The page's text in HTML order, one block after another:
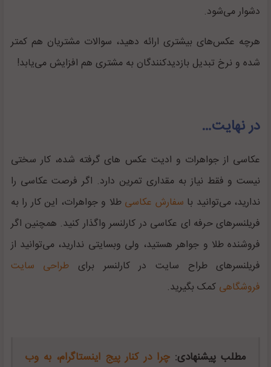
دشوار می‌شود.
هرچه عکس‌های بیشتری ارائه دهید، سوالات مشتریان هم کمتر
شده و نرخ تبدیل بازدیدکنندگان به مشتری هم افزایش می‌یابد!
در نهایت…
عکاسی از جواهرات و ادیت عکس های گرفته شده، کار سختی
نیست و فقط نیاز به مقداری تمرین دارد. اگر فرصت عکاسی را
ندارید، می‌توانید با سفارش عکاسی طلا و جواهرات، این کار را به
فریلنسرهای حرفه ای عکاسی در کارلنسر واگذار کنید. همچنین اگر
فروشنده طلا و جواهر هستید، ولی وبسایتی ندارید، می‌توانید از
فریلنسرهای طراح سایت در کارلنسر برای طراحی سایت
فروشگاهی کمک بگیرید.
مطلب پیشنهادی: چرا در کنار پیج اینستاگرام، به وب